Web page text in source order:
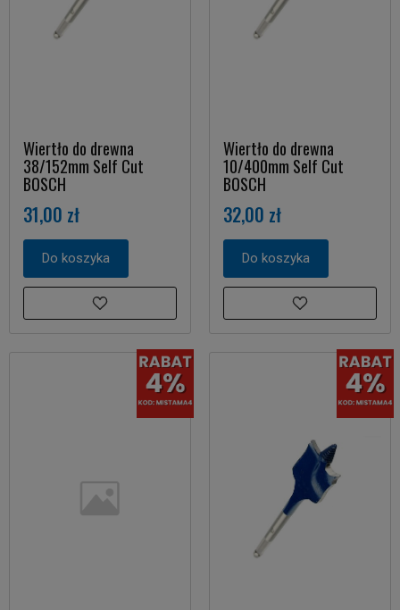
Wiertło do drewna
38/152mm Self Cut
BOSCH
31,00 zł
Do koszyka
Wiertło do drewna
10/400mm Self Cut
BOSCH
32,00 zł
Do koszyka